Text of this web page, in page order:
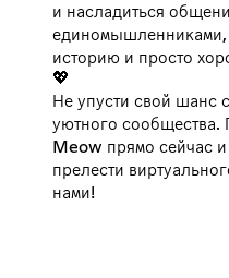
и насладиться
единомышленниками,
историю и просто
💖
Не упусти свой шанс
уютного сообщества.
Meow прямо сейчас
прелести
нами!